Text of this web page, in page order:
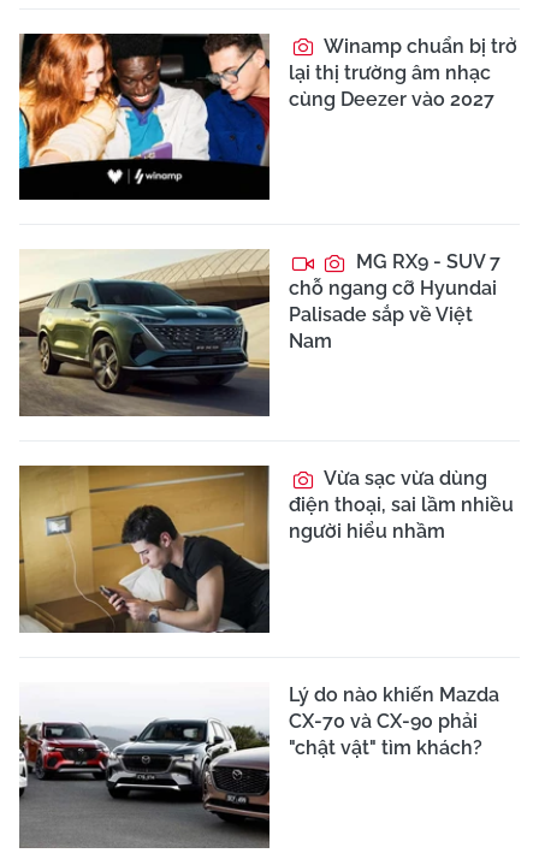
Winamp chuẩn bị trở
lại thị trường âm nhạc
cùng Deezer vào 2027
MG RX9 - SUV 7
chỗ ngang cỡ Hyundai
Palisade sắp về Việt
Nam
Vừa sạc vừa dùng
điện thoại, sai lầm nhiều
người hiểu nhầm
Lý do nào khiến Mazda
CX-70 và CX-90 phải
"chật vật" tìm khách?